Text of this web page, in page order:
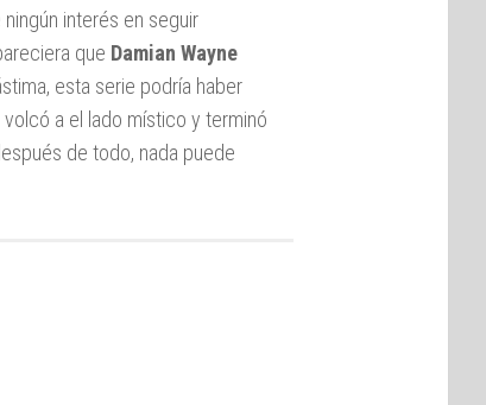
ningún interés en seguir
que Damian Wayne
esta serie podría haber
a el lado místico y terminó
de todo, nada puede